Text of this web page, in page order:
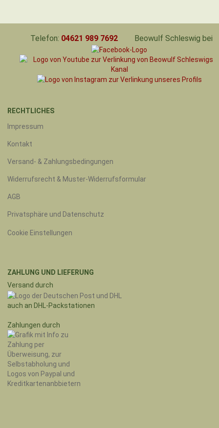
Telefon: 04621 989 7692 Beowulf Schleswig bei
RECHTLICHES
Impressum
Kontakt
Versand- & Zahlungsbedingungen
Widerrufsrecht & Muster-Widerrufsformular
AGB
Privatsphäre und Datenschutz
Cookie Einstellungen
ZAHLUNG UND LIEFERUNG
Versand durch
auch an DHL-Packstationen
Zahlungen durch